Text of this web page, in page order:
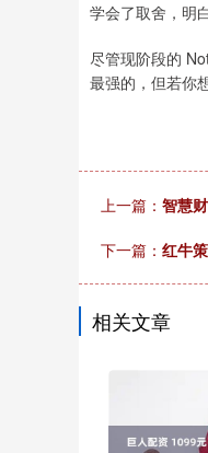
学会了取舍，明
尽管现阶段的
最强的，但若你
上一篇： 智慧
下一篇： 红牛
相关文章